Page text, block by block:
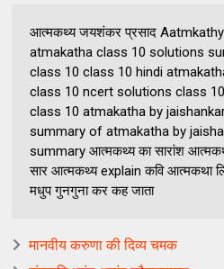
आत्‍मकथ्‍य जयशंकर प्रसाद
atmakatha class 10 solutions
class 10 class 10 hindi
class 10 ncert solutions class
class 10 atmakatha by
summary of atmakatha by
summary आत्मकथ्य का सारांश
सार आत्मकथ्य explain कवि आत्मकथा
मधुप गुनगुना कर कह जाता
मानवीय करुणा की दिव्य चमक